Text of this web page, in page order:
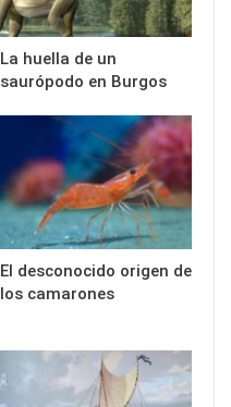
La huella de un
saurópodo en Burgos
El desconocido origen de
los camarones